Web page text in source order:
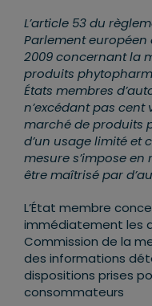
L’article 53 du
Parlement européen
2009 concernant la
produits
États membres
n’excédant pas
marché de produits
d’un usage limité et
mesure s’impose
être maîtrisé par
L’État membre
immédiatement les
Commission de la
des informations
dispositions prises
consommateurs